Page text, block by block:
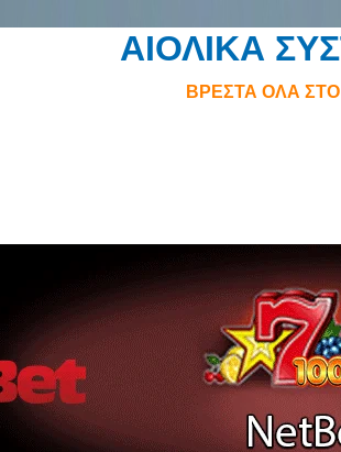
ΑΙΟΛΙΚΑ
ΒΡΕΣΤΑ ΟΛΑ